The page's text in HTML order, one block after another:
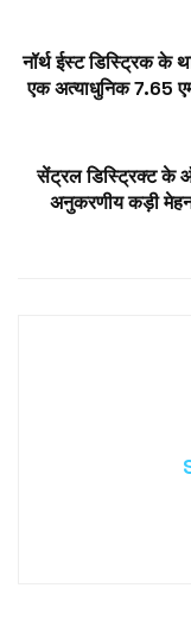
नॉर्थ ईस्ट डिस्ट्रिक के
एक अत्याधुनिक 7.65
सेंट्रल डिस्ट्रिक्ट के
अनुकरणीय कड़ी